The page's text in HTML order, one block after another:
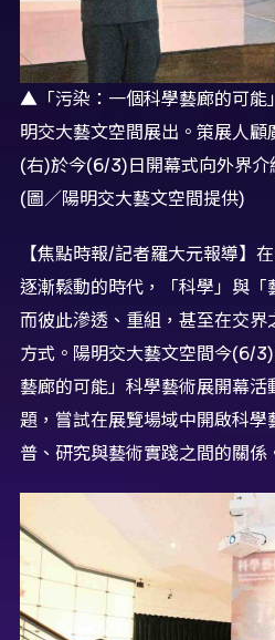
▲「污染：一個科學藝廊的可能
明交大藝文空間展出。策展人
(右)於今(6/3)日開幕式向外界介
(圖／陽明交大藝文空間提供)
【焦點時報/記者羅大元報導】
逐漸鬆動的時代，「科學」與
而彼此滲透、重組，甚至在交
方式。陽明交大藝文空間今(6/
藝廊的可能」科學藝術展開幕
題，嘗試在展覽場域中開啟科
普、研究與藝術實踐之間的關係